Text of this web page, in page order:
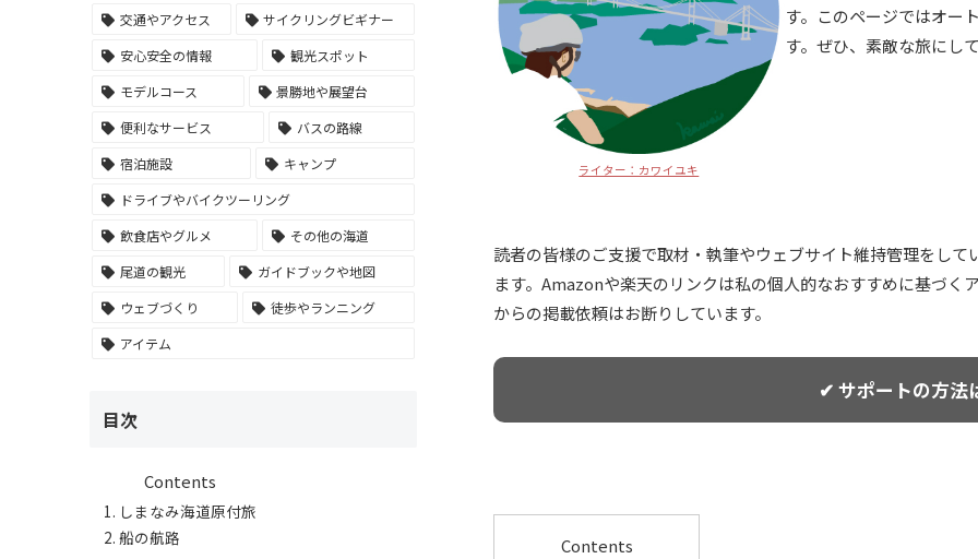
ライター：カワイユキ
す。このページではオー
す。ぜひ、素敵な旅にし
読者の皆様のご支援で取材・執筆やウェブサイト維持管理をし
ます。Amazonや楽天のリンクは私の個人的なおすすめに基づく
からの掲載依頼はお断りしています。
✔ サポートの方法
Contents
交通やアクセス
サイクリングビギナー
安心安全の情報
観光スポット
モデルコース
景勝地や展望台
便利なサービス
バスの路線
宿泊施設
キャンプ
ドライブやバイクツーリング
飲食店やグルメ
その他の海道
尾道の観光
ガイドブックや地図
ウェブづくり
徒歩やランニング
アイテム
目次
Contents
しまなみ海道原付旅
船の航路